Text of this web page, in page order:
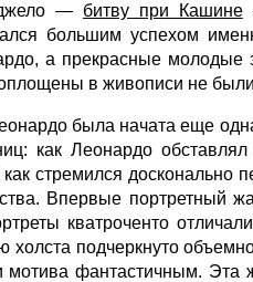
— битву при Кашине
большим успехом
а прекрасные
в живописи не
была начата еще
как Леонардо
как стремился
Впервые
кватроченто
холста подчеркнуто
фантастичным.